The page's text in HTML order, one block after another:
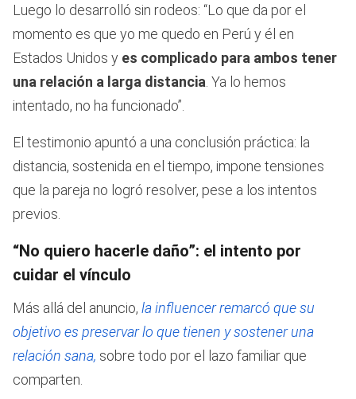
Luego lo desarrolló sin rodeos: “Lo que da por el
momento es que yo me quedo en Perú y él en
Estados Unidos y es complicado para ambos tener
una relación a larga distancia . Ya lo hemos
intentado, no ha funcionado”.
El testimonio apuntó a una conclusión práctica: la
distancia, sostenida en el tiempo, impone tensiones
que la pareja no logró resolver, pese a los intentos
previos.
“No quiero hacerle daño”: el intento por
cuidar el vínculo
Más allá del anuncio, la influencer remarcó que su
objetivo es preservar lo que tienen y sostener una
relación sana, sobre todo por el lazo familiar que
comparten.